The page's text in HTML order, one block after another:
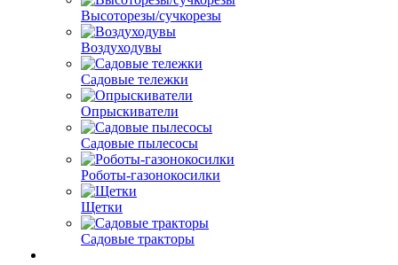
Высоторезы/сучкорезы
Воздуходувы
Садовые тележки
Опрыскиватели
Садовые пылесосы
Роботы-газонокосилки
Щетки
Садовые тракторы